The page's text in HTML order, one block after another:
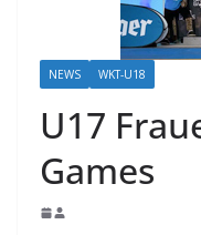
NEWS WKT-U18
U17
Games